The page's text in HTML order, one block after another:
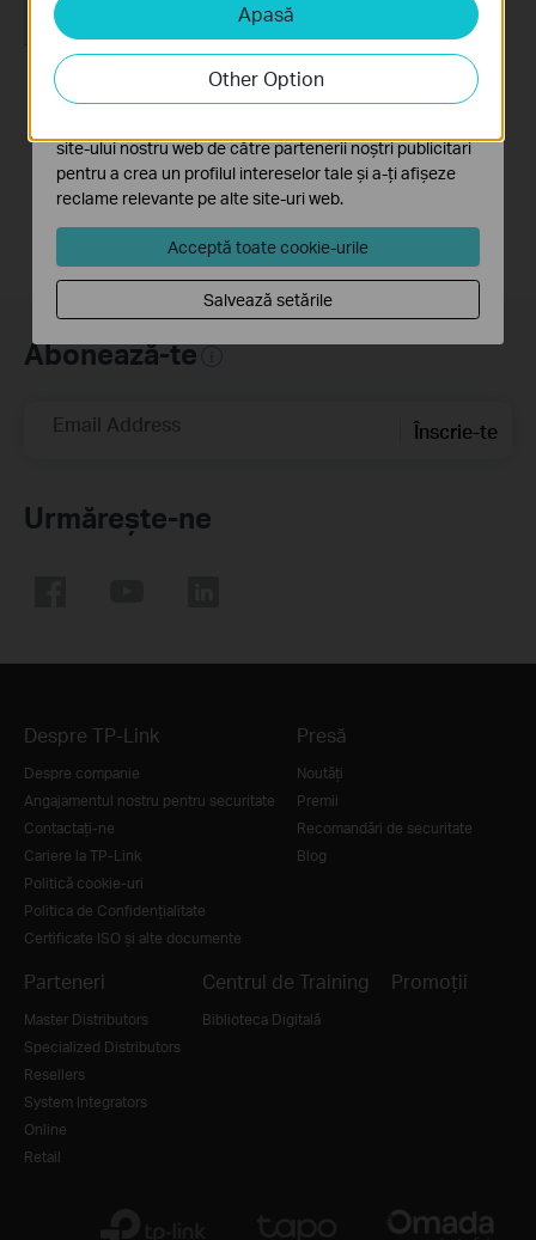
How to set up a TP-
Abonează-te
Email Address Înscrie-te
Urmărește-ne
Despre TP-Link
Despre companie
Angajamentul nostru pentru securitate
Contactați-ne
Cariere la TP-Link
Politică cookie-uri
Politica de Confidențialitate
Certificate ISO și alte documente
Presă
Noutăţi
Premii
Recomandări de securitate
Blog
Parteneri
Master Distributors
Specialized Distributors
Resellers
System Integrators
Online
Retail
Centrul de Training
Biblioteca Digitală
Promoții
Apasă
Other Option
Cookie-uri de analiză și marketing
Cookie-urile de analiză ne permit să analizăm activitățile
tale de pe site-ul nostru web a îmbunătăți și ajusta
funcționalitatea site-ului.
site-ului nostru web de către partenerii noștri publicitari
pentru a crea un profilul intereselor tale și a-ți afișeze
reclame relevante pe alte site-uri web.
Acceptă toate cookie-urile
Salvează setările